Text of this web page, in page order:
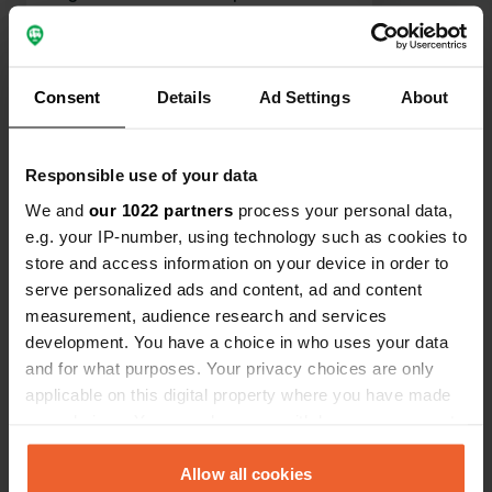
Consent Details Ad Settings About
Responsible use of your data
We and our 1022 partners process your personal data,
e.g. your IP-number, using technology such as cookies to
store and access information on your device in order to
serve personalized ads and content, ad and content
measurement, audience research and services
development. You have a choice in who uses your data
and for what purposes. Your privacy choices are only
applicable on this digital property where you have made
any time from the Cookie Declaration or by clicking on
the Privacy trigger icon.Allow all cookies
cent per kWh. Water 50 cent 50 liter.
Het gedreun van de (nood)brug was
Bekijk alle 25 reviews
Contact
Locatie
58791, Werdohl, Duitsland